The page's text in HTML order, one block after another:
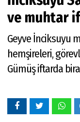
ve muhtar
Geyve İnciksuyu
hemşireleri,
Gümüş iftarda